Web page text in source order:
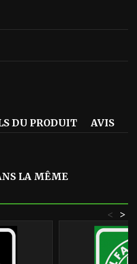
DU PRODUIT AVIS
LA MÊME
>
<